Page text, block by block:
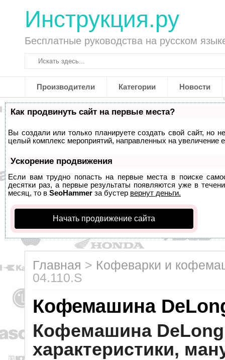
Инструкция.ру
Бесплатные руководства на русском
Производители Категории Новости
Как продвинуть сайт на первые места?
Вы создали или только планируете создать свой сайт, но
целый комплекс мероприятий, направленных на увеличение
Ускорение продвижения
Если вам трудно попасть на первые места в поиске
десятки раз, а первые результаты появляются уже в
месяц, то в SeoHammer за бустер вернут деньги.
Начать продвижение сайта
Главная > Кофеварки и
04.110.S
Кофемашина
Кофемашина
характеристики,